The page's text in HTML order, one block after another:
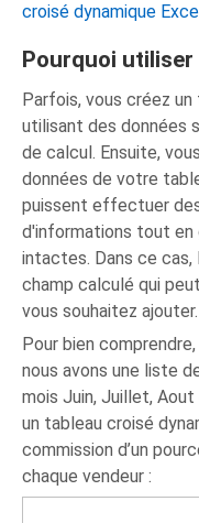
croisé dynamique
Pourquoi utiliser
Parfois, vous créez
utilisant des données
de calcul. Ensuite,
données de votre
puissent effectuer
d'informations tout en
intactes. Dans ce
champ calculé qui
vous souhaitez ajouter.
Pour bien
nous avons une liste
mois Juin, Juillet,
un tableau croisé
commission d’un
chaque vendeur :